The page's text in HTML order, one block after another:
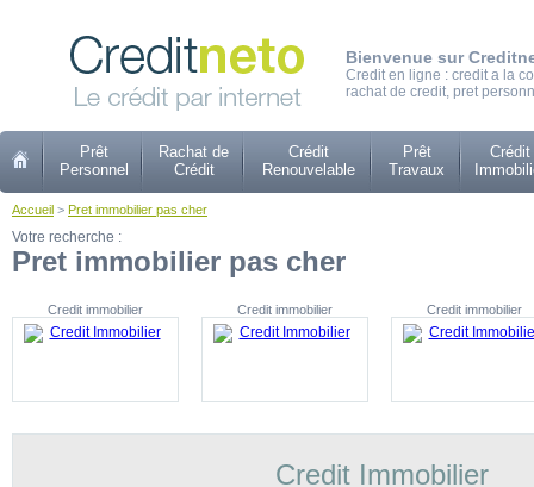
Bienvenue sur
Credit en ligne : credit a la
rachat de credit, pret
Prêt
Personnel
Rachat de
Crédit
Crédit
Renouvelable
Prêt
Travaux
Crédit
Accueil > Pret immobilier pas cher
Votre recherche :
Pret immobilier pas cher
Credit immobilier Credit immobilier Credit immobilier
Credit Immobilier